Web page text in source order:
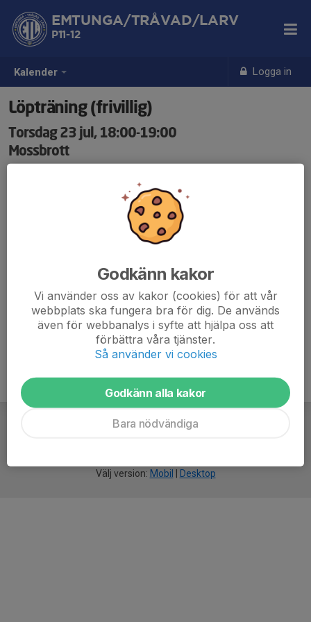
Kalender Logga in
EMTUNGA/TRÅVAD/LARV
P11-12
Löpträning (frivillig)
Torsdag 23 jul, 18:00-19:00
Mossbrott
Välj version: Mobil Desktop
Godkänn kakor
Vi använder oss av kakor (cookies) för att vår
webbplats ska fungera bra för dig. De används
även för webbanalys i syfte att hjälpa oss att
förbättra våra tjänster.
Så använder vi cookies
Godkänn alla kakor
Bara nödvändiga